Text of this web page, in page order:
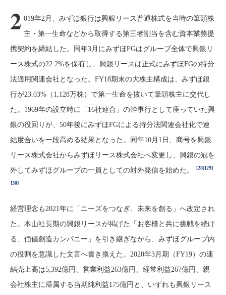
2 019年2月、みずほ銀行は興銀リース普通株式を当時の筆頭株
主・第一生命などから取得する第三者割当を含む資本業務提
携契約を締結した。同年3月にみずほFGはグループ全体で興銀リ
ース株式の22.2%を保有し、興銀リースは正式にみずほFGの持分
法適用関連会社となった。FY18期末の大株主構成は、みずほ銀
行が23.03%（1,128万株）で第一生命を抜いて筆頭株主に交代し
た。1969年の設立時に「16社連合」の幹事行として座っていた興
銀の役回りが、50年後にみずほFGによる持分法関連会社化で連
結度合いを一段高める結果となった。同年10月1日、商号を興銀
リース株式会社からみずほリース株式会社へ変更し、興銀の冠を
外してみずほグループの一員としての対外発信を始めた。
[28][29]
[30]
経営理念も2021年に「ニーズをつなぎ、未来を創る」へ改定され
た。本山社長期の興銀リースが掲げた「お客様と共に挑戦を続け
る、価値創造カンパニー」を引き継ぎながら、みずほグループ内
の役割を意識した文言へ書き換えた。2020年3月期（FY19）の連
結売上高は5,392億円、営業利益263億円、経常利益267億円、親
会社株主に帰属する当期純利益175億円と、いずれも興銀リース